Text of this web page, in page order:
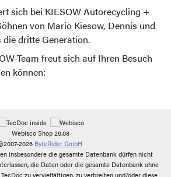
sich bei KIESOW Autorecycling +
von Mario Kiesow, Dennis und
dritte Generation.
Team freut sich auf Ihren Besuch
können:
Webisco Shop 26.08
2026 ByteRider GmbH
insbesondere die gesamte Datenbank dürfen nicht
die Daten oder die gesamte Datenbank ohne
zu vervielfältigen, zu verbreiten und/oder diese